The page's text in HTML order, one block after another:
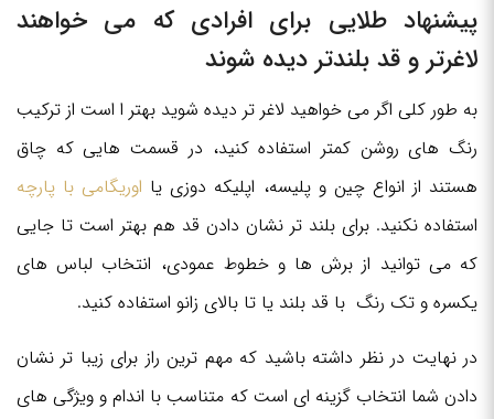
پیشنهاد طلایی برای افرادی که می خواهند
لاغرتر و قد بلندتر دیده شوند
به طور کلی اگر می خواهید لاغر تر دیده شوید بهتر ا است از ترکیب
رنگ های روشن کمتر استفاده کنید، در قسمت هایی که چاق
هستند از انواع چین و پلیسه، اپلیکه دوزی یا اوریگامی با پارچه
استفاده نکنید. برای بلند تر نشان دادن قد هم بهتر است تا جایی
که می توانید از برش ها و خطوط عمودی، انتخاب لباس های
یکسره و تک رنگ با قد بلند یا تا بالای زانو استفاده کنید.
در نهایت در نظر داشته باشید که مهم ترین راز برای زیبا تر نشان
دادن شما انتخاب گزینه ای است که متناسب با اندام و ویژگی های